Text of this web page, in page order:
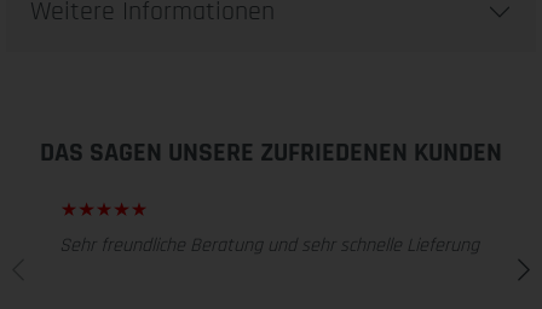
Weitere Informationen
DAS SAGEN UNSERE ZUFRIEDENEN KUNDEN
Sehr freundliche Beratung und sehr schnelle Lieferung